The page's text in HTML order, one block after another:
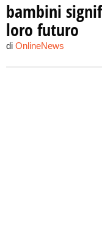
bambini
loro futuro
di OnlineNews